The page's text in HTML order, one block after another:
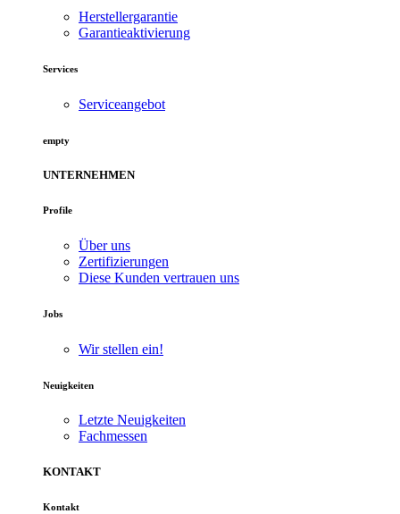
Herstellergarantie
Garantieaktivierung
Services
Serviceangebot
empty
UNTERNEHMEN
Profile
Über uns
Zertifizierungen
Diese Kunden vertrauen uns
Jobs
Wir stellen ein!
Neuigkeiten
Letzte Neuigkeiten
Fachmessen
KONTAKT
Kontakt